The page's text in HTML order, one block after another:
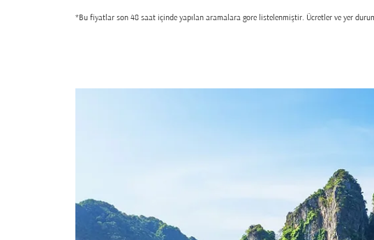
*Bu fiyatlar son 48 saat içinde yapılan aramalara gore listelenmiştir. Ücretler ve yer